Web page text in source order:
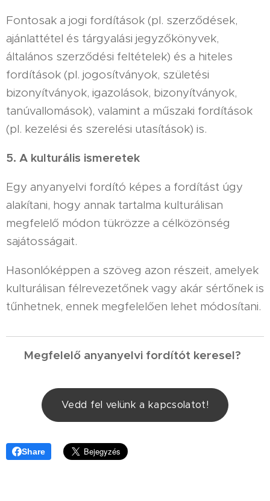
Fontosak a jogi fordítások (pl. szerződések,
ajánlattétel és tárgyalási jegyzőkönyvek,
általános szerződési feltételek) és a hiteles
fordítások (pl. jogosítványok, születési
bizonyítványok, igazolások, bizonyítványok,
tanúvallomások), valamint a műszaki fordítások
(pl. kezelési és szerelési utasítások) is.
5. A kulturális ismeretek
Egy anyanyelvi fordító képes a fordítást úgy
alakítani, hogy annak tartalma kulturálisan
megfelelő módon tükrözze a célközönség
sajátosságait.
Hasonlóképpen a szöveg azon részeit, amelyek
kulturálisan félrevezetőnek vagy akár sértőnek is
tűnhetnek, ennek megfelelően lehet módosítani.
Megfelelő anyanyelvi fordítót keresel?
Vedd fel velünk a kapcsolatot!
Share